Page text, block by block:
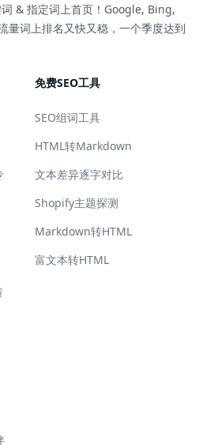
& 指定词上首页！Google, Bing,
量词上排名又快又稳，一个季度达到
免费SEO工具
SEO组词工具
HTML转Markdown
文本差异逐字对比
Shopify主题探测
Markdown转HTML
富文本转HTML